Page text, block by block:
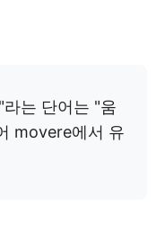
는 단어는 "움
movere에서 유